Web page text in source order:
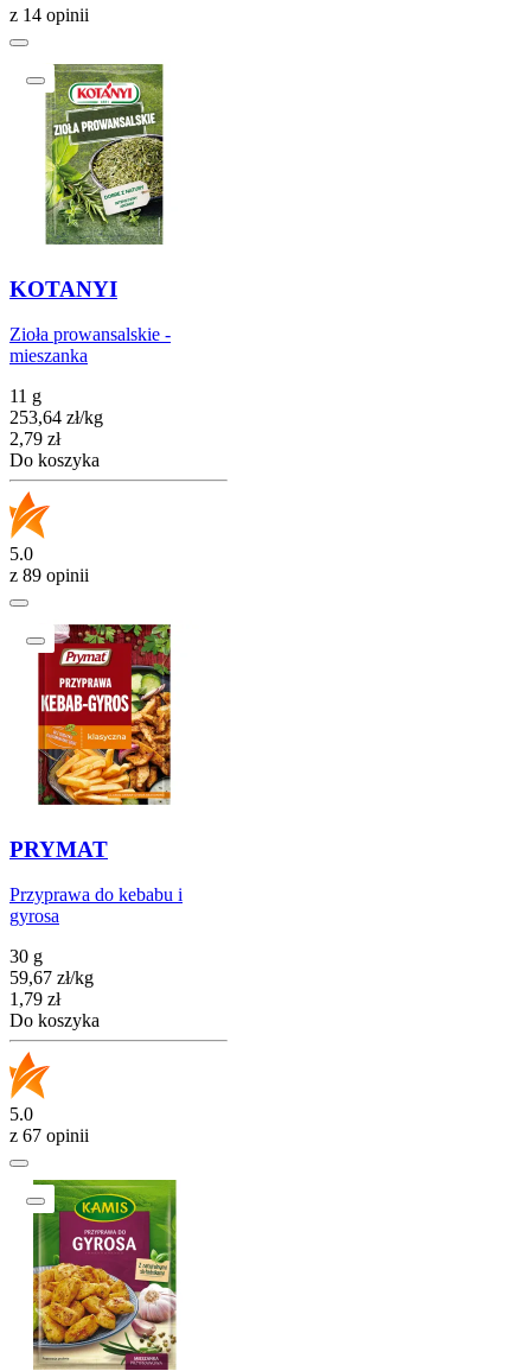
z 14 opinii
KOTANYI
Zioła prowansalskie -
mieszanka
11 g
253,64 zł/kg
Cena
2,79 zł
Do koszyka
5.0
z 89 opinii
PRYMAT
Przyprawa do kebabu i
gyrosa
30 g
59,67 zł/kg
Cena
1,79 zł
Do koszyka
5.0
z 67 opinii